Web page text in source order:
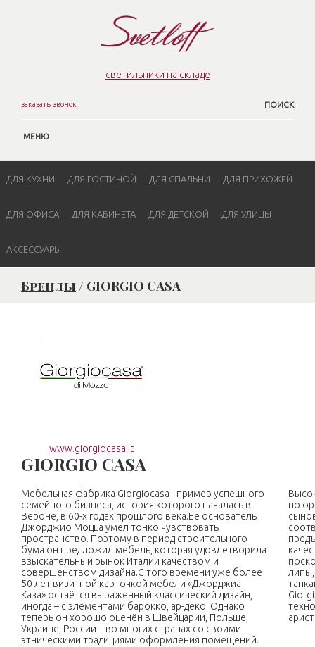
светильники на складе
заказать звонок ПОИСК
МЕНЮ
ДЛЯ КУХНИ ДЛЯ ГОСТИНОЙ ДЛЯ СПАЛЬНИ ДЛЯ ПРИХОЖЕЙ
ДЛЯ ОФИСА ДЛЯ КАБИНЕТА ДЛЯ ДЕТСКОЙ ДЛЯ УЛИЦЫ
АКСЕССУАРЫ
Бренды/ GIORGIO CASA
www.giorgiocasa.it
GIORGIO CASA
Мебельная фабрика Giorgiocasa– пример успешного
семейного бизнеса, история которого началась в
Вероне, в 60-х годах прошлого века.Её основатель
Джорджио Моцца умел тонко чувствовать
пространство. Поэтому в период строительного
бума он предложил мебель, которая удовлетворила
взыскательный рынок Италии качеством и
совершенством дизайна.С того времени уже более
50 лет визитной карточкой мебели «Джорджиа
Каза» остаётся выраженный классический дизайн,
иногда – с элементами барокко, ар-деко. Однако
теперь он хорошо оценён в Швейцарии, Польше,
Украине, России – во многих странах со своими
этническими традициями оформления помещений.
по
липы,